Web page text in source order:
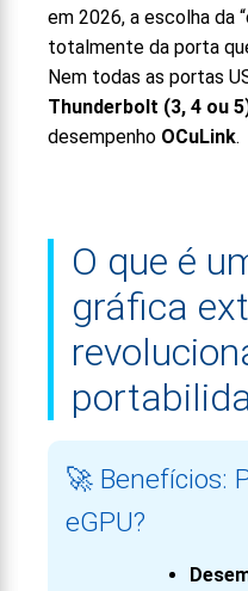
em 2026, a escolha da
totalmente da porta
Nem todas as portas
Thunderbolt (3, 4 ou
desempenho OCuLink.
O que é
gráfica
🚀 Benefícios:
eGPU?